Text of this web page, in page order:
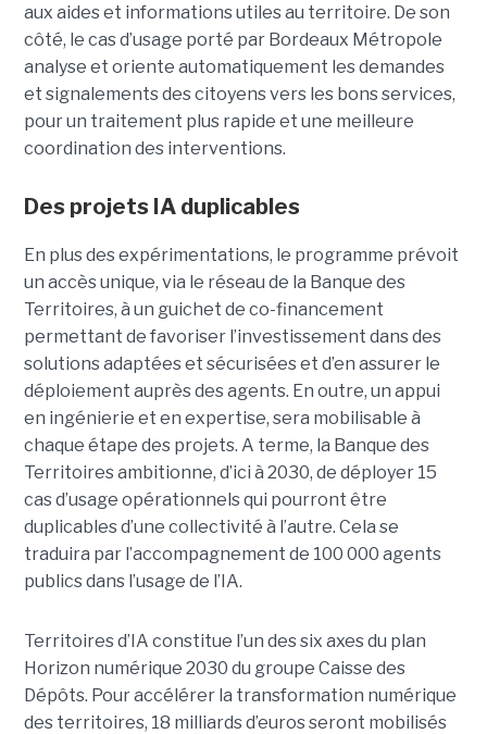
aux aides et informations utiles au territoire. De son
côté, le cas d’usage porté par Bordeaux Métropole
analyse et oriente automatiquement les demandes
et signalements des citoyens vers les bons services,
pour un traitement plus rapide et une meilleure
coordination des interventions.
Des projets IA duplicables
En plus des expérimentations, le programme prévoit
un accès unique, via le réseau de la Banque des
Territoires, à un guichet de co-financement
permettant de favoriser l’investissement dans des
solutions adaptées et sécurisées et d’en assurer le
déploiement auprès des agents. En outre, un appui
en ingénierie et en expertise, sera mobilisable à
chaque étape des projets. A terme, la Banque des
Territoires ambitionne, d’ici à 2030, de déployer 15
cas d’usage opérationnels qui pourront être
duplicables d’une collectivité à l’autre. Cela se
traduira par l’accompagnement de 100 000 agents
publics dans l’usage de l’IA.
Territoires d’IA constitue l’un des six axes du plan
Horizon numérique 2030 du groupe Caisse des
Dépôts. Pour accélérer la transformation numérique
des territoires, 18 milliards d’euros seront mobilisés